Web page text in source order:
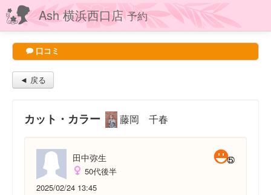
Ash 横浜西口店予約
口コミ
◄ 戻る
カット・カラー 藤岡 千春
田中弥生
50代後半
2025/02/24 13:45